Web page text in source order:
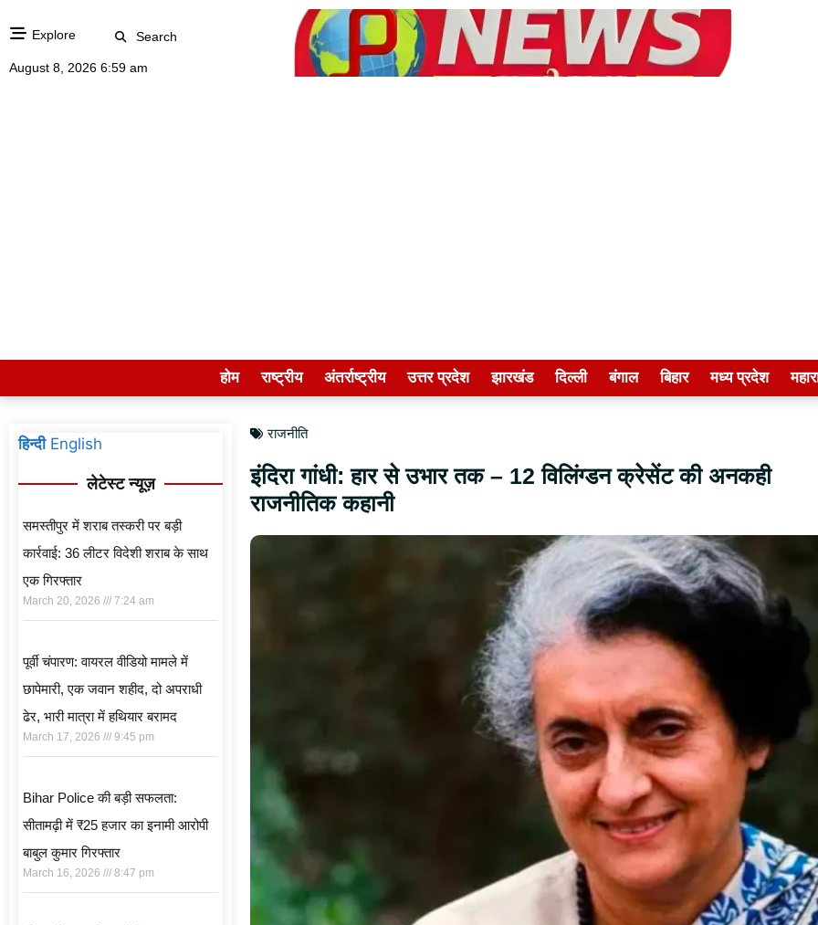
Explore Search
August 8, 2026 6:59 am
होम राष्ट्रीय अंतर्राष्ट्रीय उत्तर प्रदेश झारखंड दिल्ली बंगाल बिहार मध्य प्रदेश
हिन्दी English
लेटेस्ट न्यूज़
समस्तीपुर में शराब तस्करी पर बड़ी
कार्रवाई: 36 लीटर विदेशी शराब के साथ
एक गिरफ्तार
March 20, 2026 7:24 am
पूर्वी चंपारण: वायरल वीडियो मामले में
छापेमारी, एक जवान शहीद, दो अपराधी
ढेर, भारी मात्रा में हथियार बरामद
March 17, 2026 9:45 pm
Bihar Police की बड़ी सफलता:
सीतामढ़ी में ₹25 हजार का इनामी आरोपी
बाबुल कुमार गिरफ्तार
March 16, 2026 8:47 pm
राजनीति
इंदिरा गांधी: हार से उभार तक – 12 विलिंग्डन क्रेसेंट की अनकही
राजनीतिक कहानी